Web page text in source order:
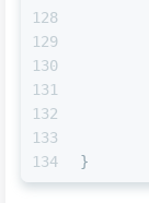
128
129
130
131
132
133
134
}